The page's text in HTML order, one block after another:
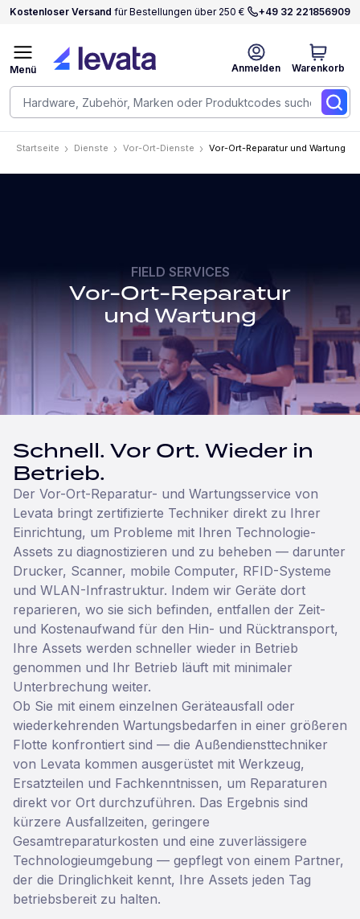
Kostenloser Versand für Bestellungen über 250 € +49 32 221856909
Anmelden Warenkorb
Menü
Startseite Dienste Vor-Ort-Dienste Vor-Ort-Reparatur und Wartung
FIELD SERVICES
Vor-Ort-Reparatur
und Wartung
Schnell. Vor Ort. Wieder in
Betrieb.
Der Vor-Ort-Reparatur- und Wartungsservice von
Levata bringt zertifizierte Techniker direkt zu Ihrer
Einrichtung, um Probleme mit Ihren Technologie-
Assets zu diagnostizieren und zu beheben — darunter
Drucker, Scanner, mobile Computer, RFID-Systeme
und WLAN-Infrastruktur. Indem wir Geräte dort
reparieren, wo sie sich befinden, entfallen der Zeit-
und Kostenaufwand für den Hin- und Rücktransport,
Ihre Assets werden schneller wieder in Betrieb
genommen und Ihr Betrieb läuft mit minimaler
Unterbrechung weiter.
Ob Sie mit einem einzelnen Geräteausfall oder
wiederkehrenden Wartungsbedarfen in einer größeren
Flotte konfrontiert sind — die Außendiensttechniker
von Levata kommen ausgerüstet mit Werkzeug,
Ersatzteilen und Fachkenntnissen, um Reparaturen
direkt vor Ort durchzuführen. Das Ergebnis sind
kürzere Ausfallzeiten, geringere
Gesamtreparaturkosten und eine zuverlässigere
Technologieumgebung — gepflegt von einem Partner,
der die Dringlichkeit kennt, Ihre Assets jeden Tag
betriebsbereit zu halten.